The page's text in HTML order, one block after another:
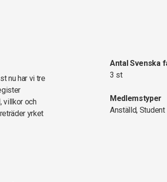
nu har vi tre
villkor och
yrket
Antal Svenska
3 st
Medlemstyper
Anställd, Student